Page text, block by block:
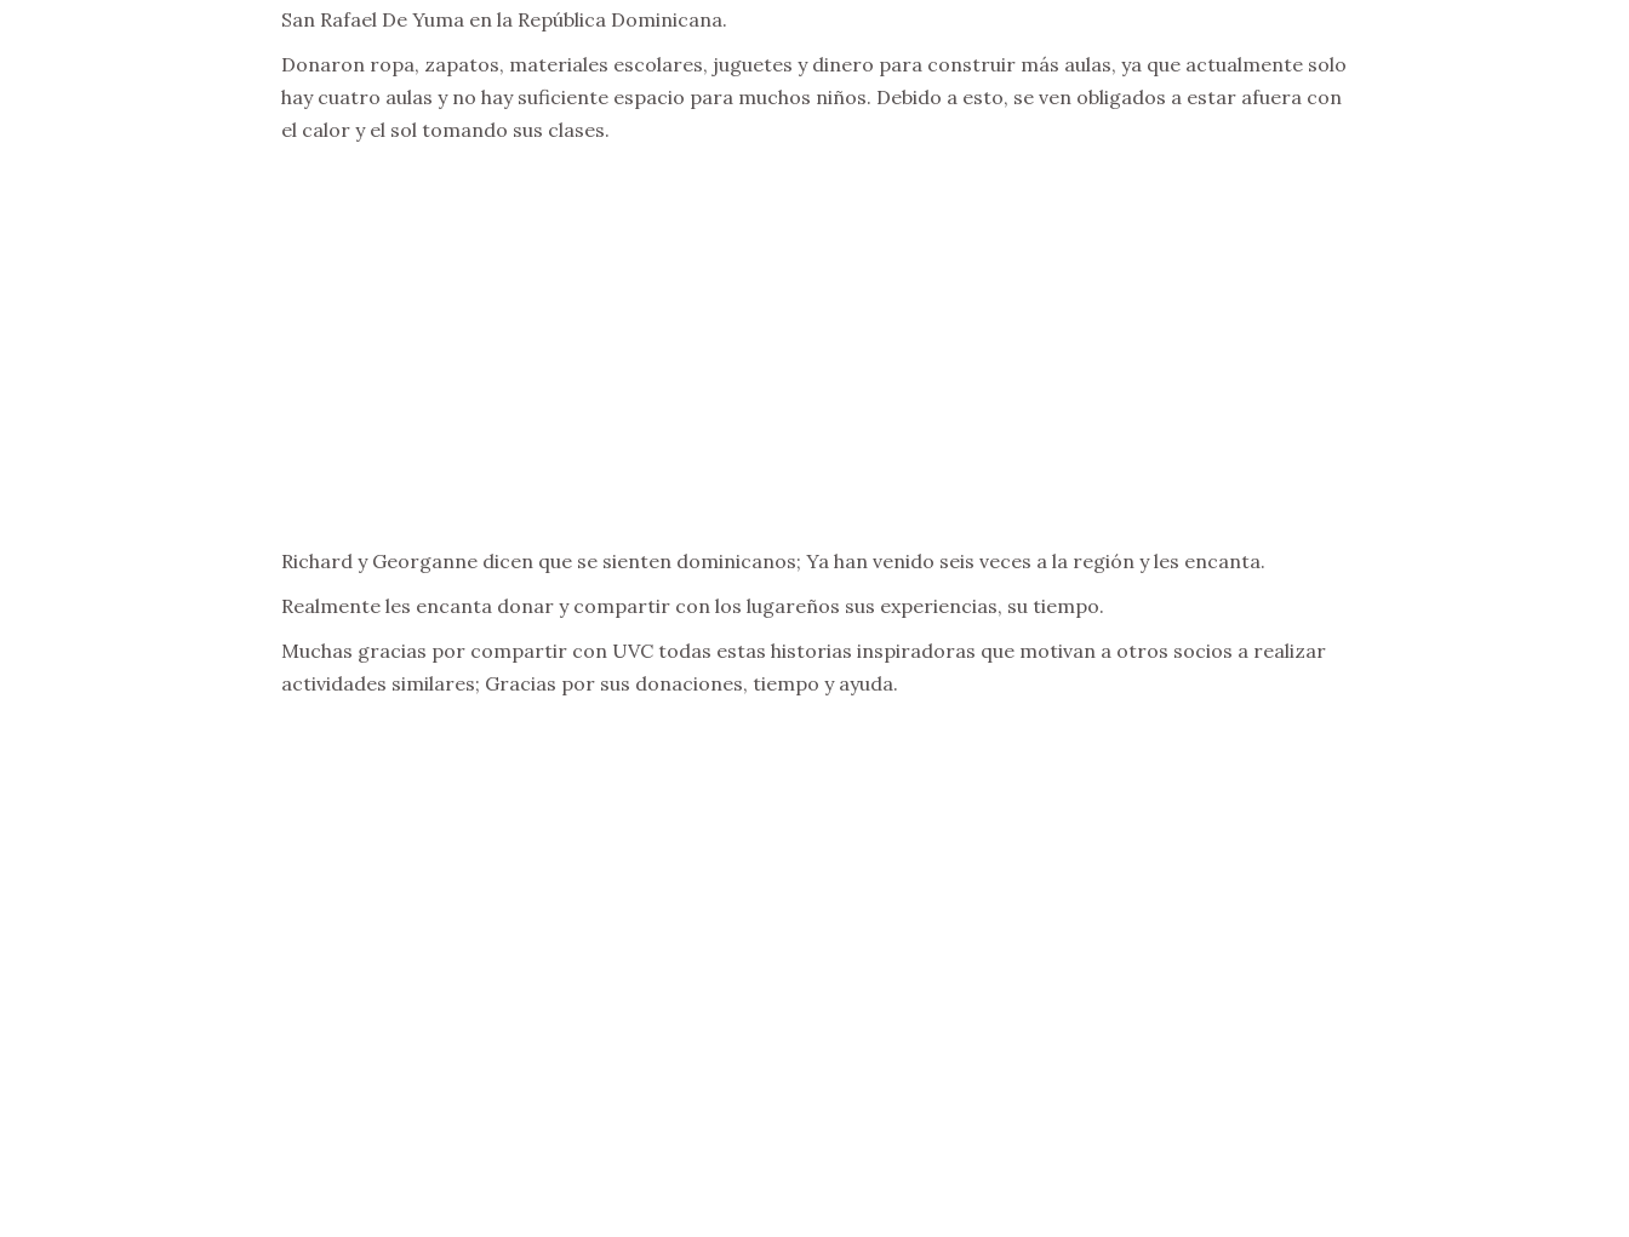
San Rafael De Yuma en la República Dominicana.
Donaron ropa, zapatos, materiales escolares, juguetes y dinero para construir más aulas, ya que actualmente solo
hay cuatro aulas y no hay suficiente espacio para muchos niños. Debido a esto, se ven obligados a estar afuera con
el calor y el sol tomando sus clases.
Richard y Georganne dicen que se sienten dominicanos; Ya han venido seis veces a la región y les encanta.
Realmente les encanta donar y compartir con los lugareños sus experiencias, su tiempo.
Muchas gracias por compartir con UVC todas estas historias inspiradoras que motivan a otros socios a realizar
actividades similares; Gracias por sus donaciones, tiempo y ayuda.